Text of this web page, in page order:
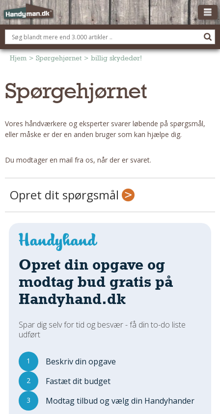
OM HANDYMAN.DK
FÅ 3 TILBUD
BOLIG KØBERÅDGIVNING
Montage Og Nybyg
Reparation Og Vedligehold
Om Materialer
Om Værktøj
Udskiftning Og Montage
Om Materialer
Tips Og Tests
VVS
Montage Og Udskiftning
Reparation Og Vedligehold
Varme Og Energi
Andet
MALER
Indendørs
Udendørs
Kan Det Males?
MURER
Hjem > Spørgehjørnet > billig skydedør!
Spørgehjørnet
Vores håndværkere og eksperter svarer løbende på spørgsmål,
eller måske er der en anden bruger som kan hjælpe dig.
Du modtager en mail fra os, når der er svaret.
Opret dit spørgsmål
Opret din opgave og
modtag bud gratis på
Handyhand.dk
Spar dig selv for tid og besvær - få din to-do liste
udført
1 Beskriv din opgave
2 Fastæt dit budget
3 Modtag tilbud og vælg din Handyhander